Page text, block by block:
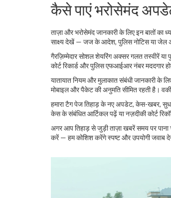
कैसे पाएं भरोसेमंद
ताज़ा और भरोसेमंद जानकारी के लिए इन बातों का
साक्ष्य देखें — जज के आदेश, पुलिस नोटिस या जेल
गैरज़िम्मेदार सोशल शेयरिंग अक्सर गलत तस्वीरें
कोर्ट रिकार्ड और पुलिस एफआईआर नंबर मददगार
यातायात नियम और मुलाकात संबंधी जानकारी के
मोबाइल और पैकेट की अनुमति सीमित रहती है।
हमारा टैग पेज तिहाड़ के नए अपडेट, केस-खबर,
केस के संबंधित आर्टिकल पढ़ें या नज़दीकी कोर्ट
अगर आप तिहाड़ से जुड़ी ताज़ा खबरें समय पर
करें — हम कोशिश करेंगे स्पष्ट और उपयोगी जवाब